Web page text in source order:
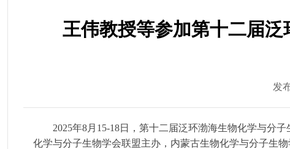
王伟教授等参加第十二届
发
2025年8月 15-18日，第十二届泛环渤海生物化学与分
化学与分子生物学会联盟主办，内蒙古生物化学与分子生